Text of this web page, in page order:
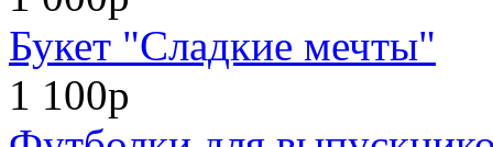
Букет "Сладкие мечты"
1 100р